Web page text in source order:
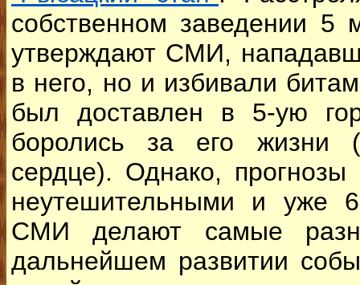
собственном заведении 5
утверждают СМИ,
в него, но и избивали
был доставлен в 5-ую
боролись за его жизни
сердце). Однако,
неутешительными и уже
СМИ делают самые
дальнейшем развитии